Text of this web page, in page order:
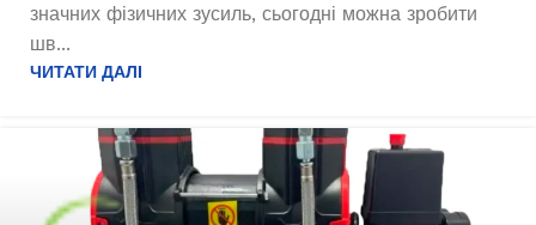
значних фізичних зусиль, сьогодні можна зробити
шв...
ЧИТАТИ ДАЛІ